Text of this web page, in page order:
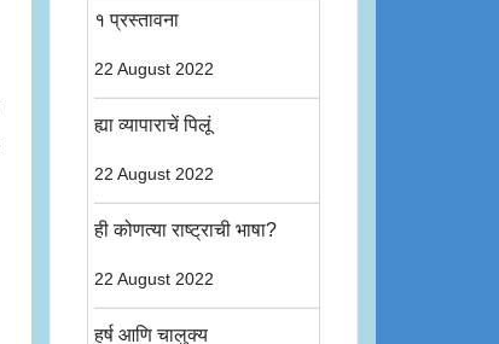
१ प्रस्तावना
22 August 2022
ह्या व्यापाराचें पिलूं
22 August 2022
ही कोणत्या राष्ट्राची भाषा?
22 August 2022
हर्ष आणि चालुक्य